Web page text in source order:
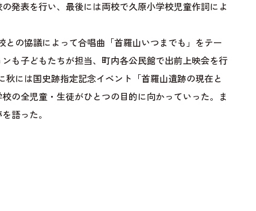
発表を行い、最後には両校で久原小学校児童作詞によ
の協議によって合唱曲「首羅山いつまでも」をテー
も子どもたちが担当、町内各公民館で出前上映会を行
には国史跡指定記念イベント「首羅山遺跡の現在と
の全児童・生徒がひとつの目的に向かっていった。ま
語った。